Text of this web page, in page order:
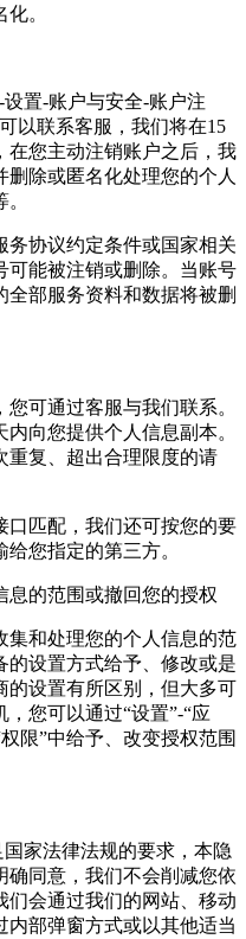
。
置-账户与安全-账户注
以联系客服，我们将在15
在您主动注销账户之后，我
除或匿名化处理您的个人
务协议约定条件或国家相关
可能被注销或删除。当账号
部服务资料和数据将被删
可通过客服与我们联系。
向您提供个人信息副本。
重复、超出合理限度的请
口匹配，我们还可按您的要
您指定的第三方。
息的范围或撤回您的授权
集和处理您的个人信息的范
的设置方式给予、修改或是
的设置有所区别，但大多可
您可以通过“设置”-“应
限”中给予、改变授权范围
家法律法规的要求，本隐
确同意，我们不会削减您依
们会通过我们的网站、移动
部弹窗方式或以其他适当